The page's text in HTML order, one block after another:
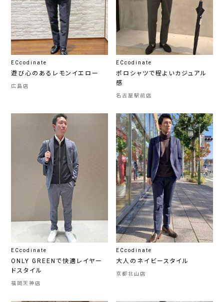
ECcodinate
遊び心のあるレモンイエロー
広島店
ECcodinate
ポロシャツで程よいカジュアル
感
名古屋駅前店
ECcodinate
ONLY GREENで快適レイヤー
ドスタイル
福岡天神店
ECcodinate
大人のネイビースタイル
京都北山店